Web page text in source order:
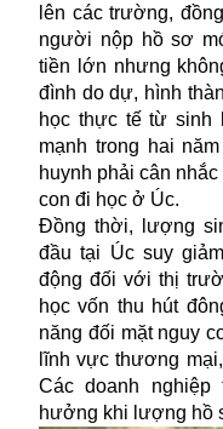
lên các trường,
người nộp hồ sơ
tiền lớn nhưng
đình do dự, hình
học thực tế từ sinh
mạnh trong hai
huynh phải cân
con đi học ở Úc.
Đồng thời, lượng
đầu tại Úc suy
động đối với thị
học vốn thu hút
năng đối mặt nguy
lĩnh vực thương
Các doanh
hưởng khi lượng hồ